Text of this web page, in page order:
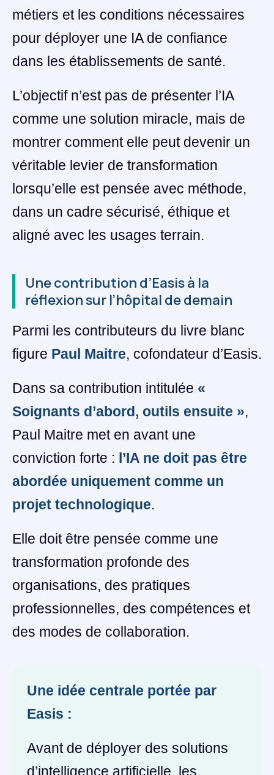
métiers et les conditions nécessaires
pour déployer une IA de confiance
dans les établissements de santé.
L’objectif n’est pas de présenter l’IA
comme une solution miracle, mais de
montrer comment elle peut devenir un
véritable levier de transformation
lorsqu’elle est pensée avec méthode,
dans un cadre sécurisé, éthique et
aligné avec les usages terrain.
Une contribution d’Easis à la
réflexion sur l’hôpital de demain
Parmi les contributeurs du livre blanc
figure Paul Maitre, cofondateur d’Easis.
Dans sa contribution intitulée «
Soignants d’abord, outils ensuite »,
Paul Maitre met en avant une
conviction forte : l’IA ne doit pas être
abordée uniquement comme un
projet technologique.
Elle doit être pensée comme une
transformation profonde des
organisations, des pratiques
professionnelles, des compétences et
des modes de collaboration.
Une idée centrale portée par
Easis :
Avant de déployer des solutions
d’intelligence artificielle, les